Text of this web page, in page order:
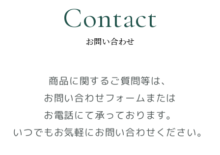
Contact
お問い合わせ
商品に関するご質問等は、
お問い合わせフォームまたは
お電話にて承っております。
いつでもお気軽にお問い合わせください。